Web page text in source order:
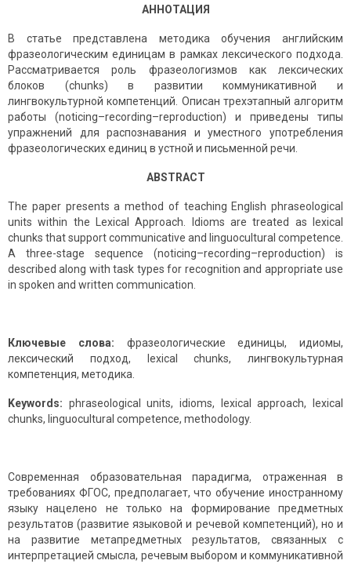
АННОТАЦИЯ
В статье представлена методика обучения английским
фразеологическим единицам в рамках лексического подхода.
Рассматривается роль фразеологизмов как лексических
блоков (chunks) в развитии коммуникативной и
лингвокультурной компетенций. Описан трехэтапный алгоритм
работы (noticing–recording–reproduction) и приведены типы
упражнений для распознавания и уместного употребления
фразеологических единиц в устной и письменной речи.
ABSTRACT
The paper presents a method of teaching English phraseological
units within the Lexical Approach. Idioms are treated as lexical
chunks that support communicative and linguocultural competence.
A three-stage sequence (noticing–recording–reproduction) is
described along with task types for recognition and appropriate use
in spoken and written communication.
Ключевые слова: фразеологические единицы, идиомы,
лексический подход, lexical chunks, лингвокультурная
компетенция, методика.
Keywords: phraseological units, idioms, lexical approach, lexical
chunks, linguocultural competence, methodology.
Современная образовательная парадигма, отраженная в
требованиях ФГОС, предполагает, что обучение иностранному
языку нацелено не только на формирование предметных
результатов (развитие языковой и речевой компетенций), но и
на развитие метапредметных результатов, связанных с
интерпретацией смысла, речевым выбором и коммуникативной